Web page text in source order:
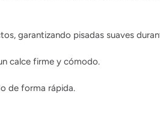
garantizando pisadas suaves
calce firme y cómodo.
de forma rápida.